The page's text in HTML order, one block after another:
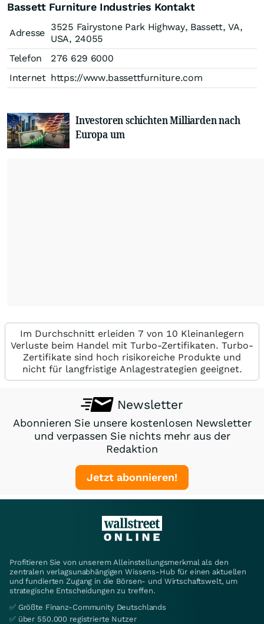
Bassett Furniture Industries Kontakt
Adresse
3525 Fairystone Park Highway, Bassett, VA,
USA, 24055
Telefon
276 629 6000
Internet https://www.bassettfurniture.com
Investoren schichten Milliarden nach
Europa um
Im Durchschnitt erleiden 7 von 10 Kleinanlegern
Verluste beim Handel mit Turbo-Zertifikaten. Turbo-
Zertifikate sind hoch risikoreiche Produkte und
nicht für langfristige Anlagestrategien geeignet.
Newsletter
Abonnieren Sie unsere kostenlosen Newsletter
und verpassen Sie nichts mehr aus der
Redaktion
Jetzt abonnieren!
Profitieren Sie von unserem Alleinstellungsmerkmal als den
zentralen verlagsunabhängigen Wissens-Hub für einen aktuellen
und fundierten Zugang in die Börsen- und Wirtschaftswelt, um
strategische Entscheidungen zu treffen.
✅ Größte Finanz-Community Deutschlands
✅ über 550.000 registrierte Nutzer